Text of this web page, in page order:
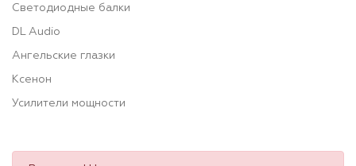
Светодиодные балки
DL Audio
Ангельские глазки
Ксенон
Усилители мощности